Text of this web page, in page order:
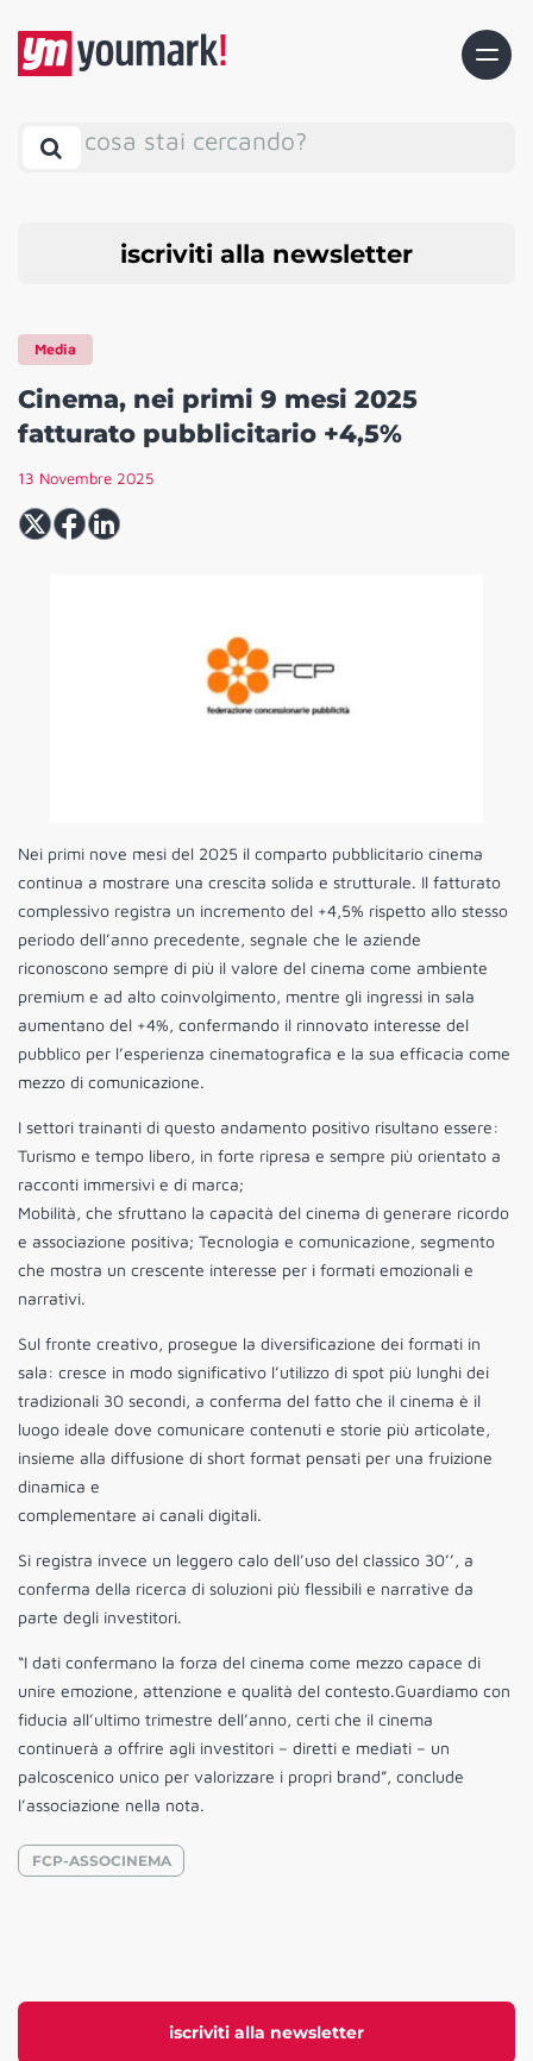
cosa stai cercando?
iscriviti alla newsletter
iscriviti alla newsletter
Media
Cinema, nei primi 9 mesi 2025
fatturato pubblicitario +4,5%
13 Novembre 2025
Nei primi nove mesi del 2025 il comparto pubblicitario cinema
continua a mostrare una crescita solida e strutturale. Il fatturato
complessivo registra un incremento del +4,5% rispetto allo stesso
periodo dell’anno precedente, segnale che le aziende
riconoscono sempre di più il valore del cinema come ambiente
premium e ad alto coinvolgimento, mentre gli ingressi in sala
aumentano del +4%, confermando il rinnovato interesse del
pubblico per l’esperienza cinematografica e la sua efficacia come
mezzo di comunicazione.
I settori trainanti di questo andamento positivo risultano essere:
Turismo e tempo libero, in forte ripresa e sempre più orientato a
racconti immersivi e di marca;
Mobilità, che sfruttano la capacità del cinema di generare ricordo
e associazione positiva; Tecnologia e comunicazione, segmento
che mostra un crescente interesse per i formati emozionali e
narrativi.
Sul fronte creativo, prosegue la diversificazione dei formati in
sala: cresce in modo significativo l’utilizzo di spot più lunghi dei
tradizionali 30 secondi, a conferma del fatto che il cinema è il
luogo ideale dove comunicare contenuti e storie più articolate,
insieme alla diffusione di short format pensati per una fruizione
dinamica e
complementare ai canali digitali.
Si registra invece un leggero calo dell’uso del classico 30’’, a
conferma della ricerca di soluzioni più flessibili e narrative da
parte degli investitori.
“I dati confermano la forza del cinema come mezzo capace di
unire emozione, attenzione e qualità del contesto.Guardiamo con
fiducia all’ultimo trimestre dell’anno, certi che il cinema
continuerà a offrire agli investitori – diretti e mediati – un
palcoscenico unico per valorizzare i propri brand”, conclude
l’associazione nella nota.
FCP-ASSOCINEMA